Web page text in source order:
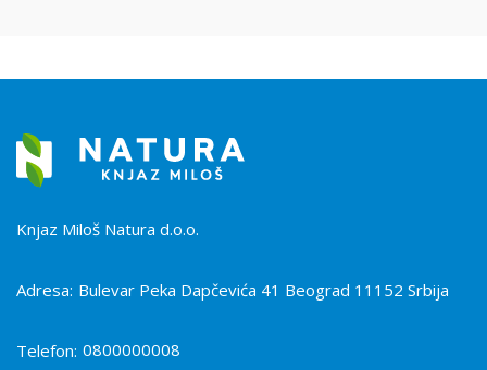
Knjaz Miloš Natura d.o.o.
Adresa: Bulevar Peka Dapčevića 41 Beograd 11152 Srbija
Telefon: 0800000008